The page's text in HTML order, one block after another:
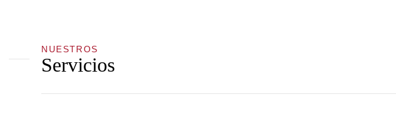
NUESTROS
Servicios